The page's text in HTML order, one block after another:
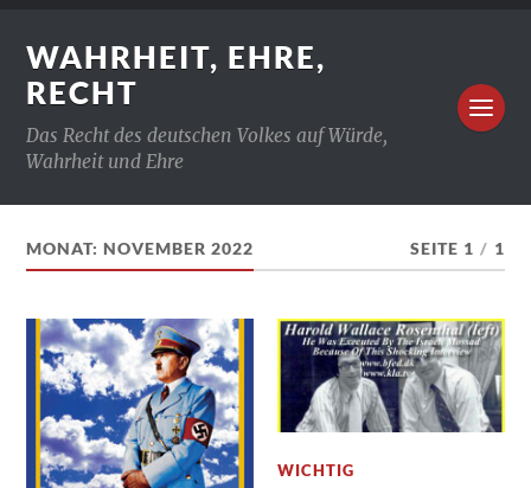
WAHRHEIT, EHRE,
RECHT
Das Recht des deutschen Volkes auf Würde,
Wahrheit und Ehre
MONAT:NOVEMBER 2022 SEITE 1 / 1
WICHTIG